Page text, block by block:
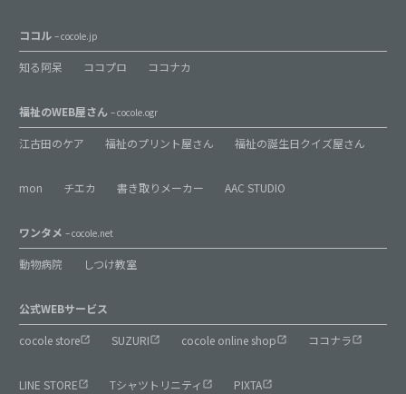
ココル – cocole.jp
知る阿呆 ココプロ ココナカ
福祉のWEB屋さん – cocole.ogr
江古田のケア 福祉のプリント屋さん 福祉の誕生日クイズ屋さん
mon チエカ 書き取りメーカー AAC STUDIO
ワンタメ – cocole.net
動物病院 しつけ教室
公式WEBサービス
cocole store SUZURI cocole online shop ココナラ
LINE STORE Tシャツトリニティ PIXTA